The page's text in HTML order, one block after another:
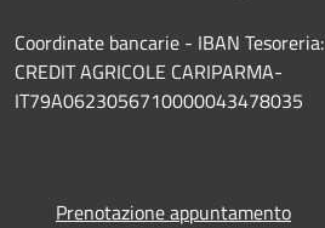
Coordinate bancarie - IBAN Tesoreria:
CREDIT AGRICOLE CARIPARMA-
IT79A0623056710000043478035
Prenotazione appuntamento